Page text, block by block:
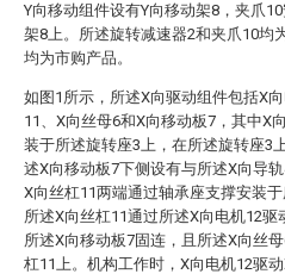
Y向移动组件设有Y向移动架8，夹爪
架8上。所述旋转减速器2和夹爪10均
均为市购产品。
如图1所示，所述X向驱动组件包括X
11、X向丝母6和X向移动板7，其中X
装于所述旋转座3上，在所述旋转座3
述X向移动板7下侧设有与所述X向导
X向丝杠11两端通过轴承座支撑安装
所述X向丝杠11通过所述X向电机12驱
所述X向移动板7固连，且所述X向丝
杠11上。机构工作时，X向电机12驱